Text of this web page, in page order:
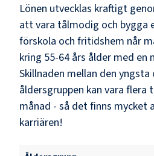
Lönen utvecklas kraftigt
att vara tålmodig och bygga
förskola och fritidshem når
kring 55-64 års ålder med en
Skillnaden mellan den yngsta
åldersgruppen kan vara flera
månad - så det finns mycket
karriären!